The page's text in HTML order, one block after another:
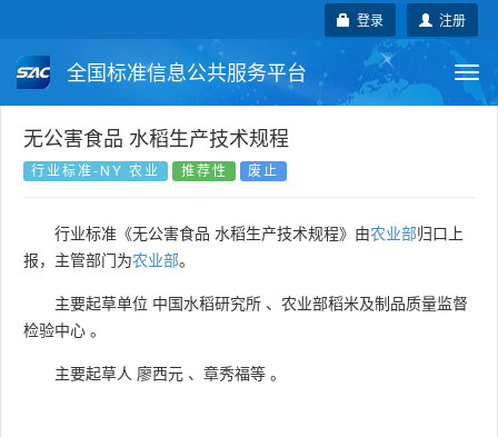
注册
登录
全国标准信息公共服务平台
国家标准 行业标准
国外标准 技术委员会
无公害食品 水稻生产技术规程
行业标准-NY 农业 推荐性 废止
行业标准《无公害食品 水稻生产技术规程》由农业部归口上
报，主管部门为农业部。
主要起草单位 中国水稻研究所 、 农业部稻米及制品质量监督
检验中心 。
主要起草人 廖西元 、 章秀福等 。